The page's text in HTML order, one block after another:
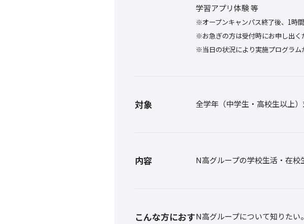
学習アプリ体験 等
※オープンキャンパス終了後、1時間
※お急ぎの方は受付時にお申し出く
※当日の状況により実施プログラム
対象 全学年（中学生・高校生以上）
内容 N高グループの学校生活・在
こんな方におすN高グループについて知りたい。